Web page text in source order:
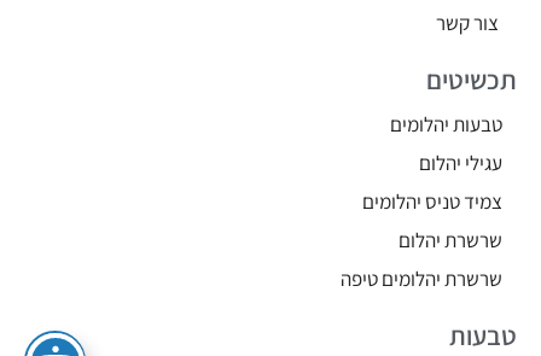
צור קשר
תכשיטים
טבעות יהלומים
עגילי יהלום
צמיד טניס יהלומים
שרשרת יהלום
שרשרת יהלומים טיפה
טבעות